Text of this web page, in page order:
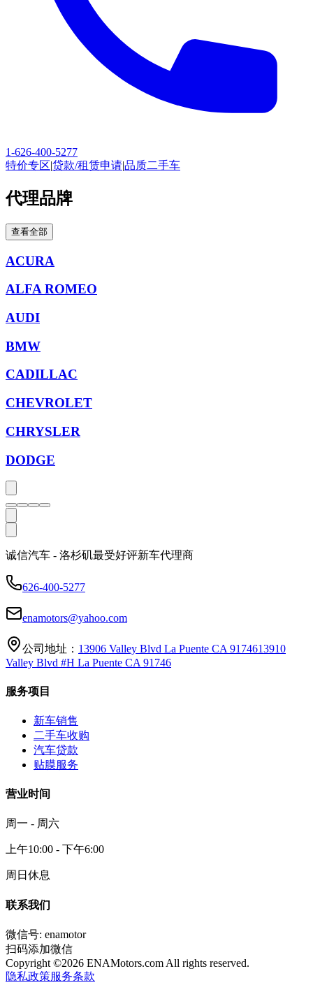
1-626-400-5277
特价专区|贷款/租赁申请|品质二手车
代理品牌
查看全部
ACURA
ALFA ROMEO
AUDI
BMW
CADILLAC
CHEVROLET
CHRYSLER
DODGE
诚信汽车 - 洛杉矶最受好评新车代理商
626-400-5277
enamotors@yahoo.com
公司地址： 13906 Valley Blvd La Puente CA 9174613910
Valley Blvd #H La Puente CA 91746
服务项目
新车销售
二手车收购
汽车贷款
贴膜服务
营业时间
周一 - 周六
上午10:00 - 下午6:00
周日休息
联系我们
微信号: enamotor
扫码添加微信
Copyright ©2026 ENAMotors.com All rights reserved.
隐私政策服务条款